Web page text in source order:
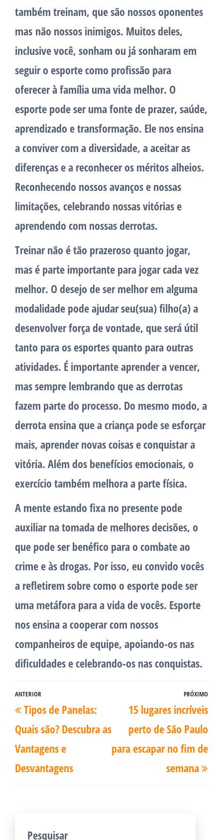
também treinam, que são nossos oponentes
mas não nossos inimigos. Muitos deles,
inclusive você, sonham ou já sonharam em
seguir o esporte como profissão para
oferecer à família uma vida melhor. O
esporte pode ser uma fonte de prazer, saúde,
aprendizado e transformação. Ele nos ensina
a conviver com a diversidade, a aceitar as
diferenças e a reconhecer os méritos alheios.
Reconhecendo nossos avanços e nossas
limitações, celebrando nossas vitórias e
aprendendo com nossas derrotas.
Treinar não é tão prazeroso quanto jogar,
mas é parte importante para jogar cada vez
melhor. O desejo de ser melhor em alguma
modalidade pode ajudar seu(sua) filho(a) a
desenvolver força de vontade, que será útil
tanto para os esportes quanto para outras
atividades. É importante aprender a vencer,
mas sempre lembrando que as derrotas
fazem parte do processo. Do mesmo modo, a
derrota ensina que a criança pode se esforçar
mais, aprender novas coisas e conquistar a
vitória. Além dos benefícios emocionais, o
exercício também melhora a parte física.
A mente estando fixa no presente pode
auxiliar na tomada de melhores decisões, o
que pode ser benéfico para o combate ao
crime e às drogas. Por isso, eu convido vocês
a refletirem sobre como o esporte pode ser
uma metáfora para a vida de vocês. Esporte
nos ensina a cooperar com nossos
companheiros de equipe, apoiando-os nas
dificuldades e celebrando-os nas conquistas.
Navegação
de
Post
Post
anterior
ANTERIOR
Tipos de Panelas:
Quais são? Descubra as
Vantagens e
Desvantagens
PRÓXIMO
15 lugares incríveis
perto de São Paulo
para escapar no fim de
semana
Pesquisar